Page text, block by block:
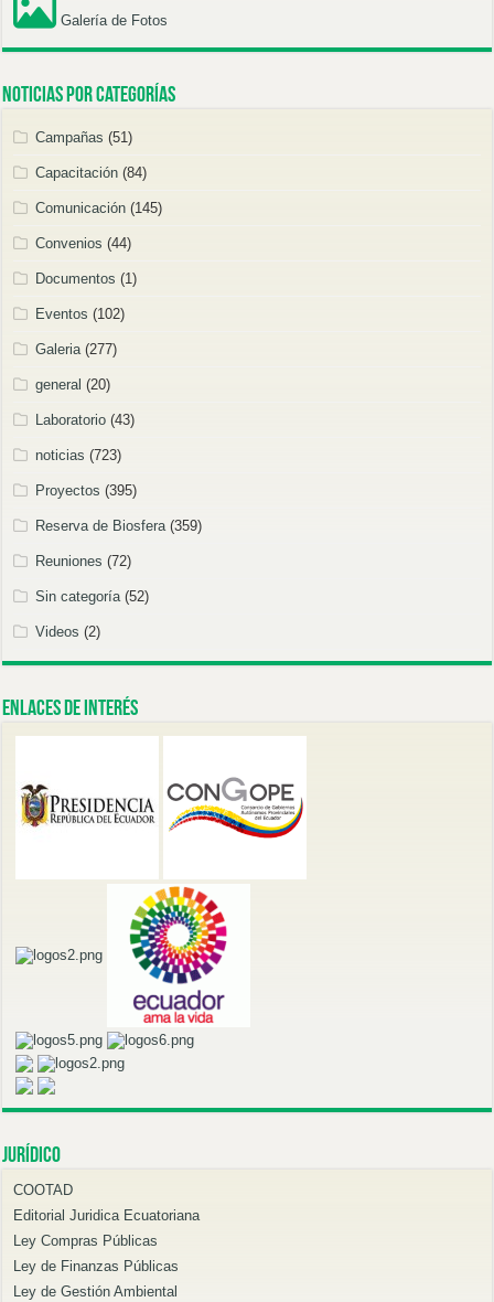
Galería de Fotos
Noticias por categorías
Campañas (51)
Capacitación (84)
Comunicación (145)
Convenios (44)
Documentos (1)
Eventos (102)
Galeria (277)
general (20)
Laboratorio (43)
noticias (723)
Proyectos (395)
Reserva de Biosfera (359)
Reuniones (72)
Sin categoría (52)
Videos (2)
Enlaces de Interés
Jurídico
COOTAD
Editorial Juridica Ecuatoriana
Ley Compras Públicas
Ley de Finanzas Públicas
Ley de Gestión Ambiental